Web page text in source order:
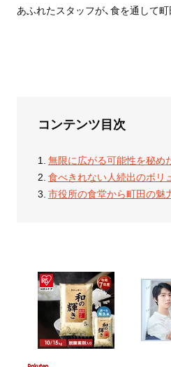
あふれたスタッフが、食を通して
コンテンツ目次
無限に広がる可能性を秘め
食べきれない人続出のボリ
市役所の食堂から町田の魅